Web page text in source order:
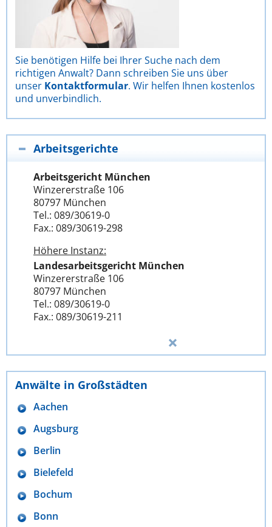
Sie benötigen Hilfe bei Ihrer Suche nach dem
richtigen Anwalt? Dann schreiben Sie uns über
unser Kontaktformular. Wir helfen Ihnen kostenlos
und unverbindlich.
Arbeitsgerichte
Arbeitsgericht München
Winzererstraße 106
80797 München
Tel.: 089/30619-0
Fax.: 089/30619-298
Höhere Instanz:
Landesarbeitsgericht München
Winzererstraße 106
80797 München
Tel.: 089/30619-0
Fax.: 089/30619-211
Anwälte in Großstädten
Aachen
Augsburg
Berlin
Bielefeld
Bochum
Bonn